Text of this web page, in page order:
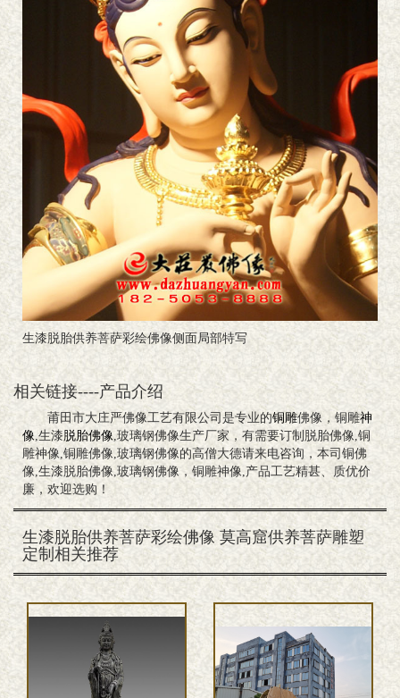
生漆脱胎供养菩萨彩绘佛像侧面局部特写
相关链接----产品介绍
莆田市大庄严佛像工艺有限公司是专业的铜雕佛像，铜雕神
像,生漆脱胎佛像,玻璃钢佛像生产厂家，有需要订制脱胎佛像,铜
雕神像,铜雕佛像,玻璃钢佛像的高僧大德请来电咨询，本司铜佛
像,生漆脱胎佛像,玻璃钢佛像，铜雕神像,产品工艺精甚、质优价
廉，欢迎选购！
生漆脱胎供养菩萨彩绘佛像 莫高窟供养菩萨雕塑
定制相关推荐